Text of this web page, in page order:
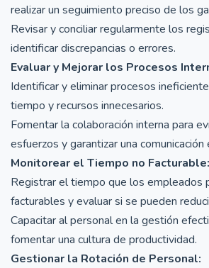
realizar un seguimiento preciso de los
Revisar y conciliar regularmente los
identificar discrepancias o errores.
Evaluar y Mejorar los Procesos
Identificar y eliminar procesos
tiempo y recursos innecesarios.
Fomentar la colaboración interna para
esfuerzos y garantizar una comunicación
Monitorear el Tiempo no Facturable:
Registrar el tiempo que los empleados
facturables y evaluar si se pueden
Capacitar al personal en la gestión
fomentar una cultura de productividad.
Gestionar la Rotación de Personal: